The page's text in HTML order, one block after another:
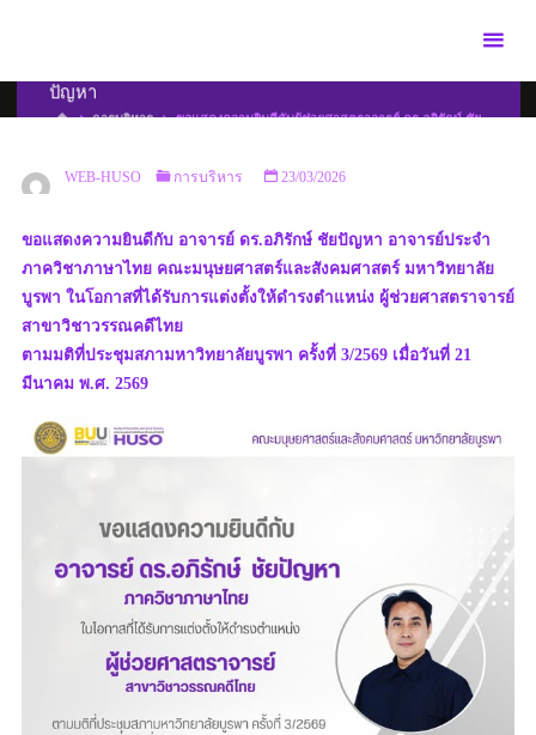
ปัญหา
HOMEการบริหาร
ขอแสดงความยินดีกับผู้ช่วยศาสตราจารย์ ดร.อภิรักษ์ ชัย
WEB-HUSO การบริหาร 23/03/2026
ขอแสดงความยินดีกับ อาจารย์ ดร.อภิรักษ์ ชัยปัญหา อาจารย์ประจำ
ภาควิชาภาษาไทย คณะมนุษยศาสตร์และสังคมศาสตร์ มหาวิทยาลัย
บูรพา ในโอกาสที่ได้รับการแต่งตั้งให้ดำรงตำแหน่ง ผู้ช่วยศาสตราจารย์
สาขาวิชาวรรณคดีไทย
ตามมติที่ประชุมสภามหาวิทยาลัยบูรพา ครั้งที่ 3/2569 เมื่อวันที่ 21
มีนาคม พ.ศ. 2569